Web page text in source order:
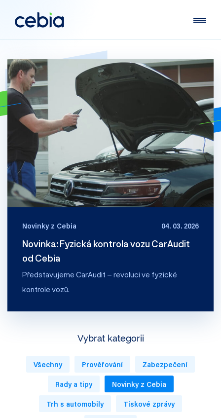
Novinky z Cebia 04. 03. 2026
Novinka: Fyzická kontrola vozu CarAudit
od Cebia
Představujeme CarAudit – revoluci ve fyzické
kontrole vozů.
Vybrat kategorii
Všechny Prověřování
Zabezpečení
Rady a tipy
Novinky z Cebia
Trh s automobily
Tiskové zprávy